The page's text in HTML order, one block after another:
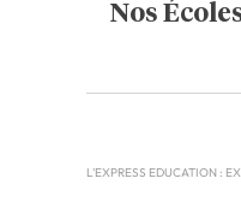
Nos
L'EXPRESS EDUCATION :